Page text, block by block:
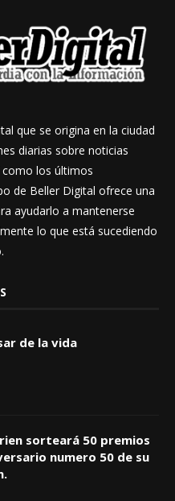
que se origina en la ciudad
diarias sobre noticias
como los últimos
de Beller Digital ofrece una
ayudarlo a mantenerse
lo que está sucediendo
de la vida
sorteará 50 premios
numero 50 de su